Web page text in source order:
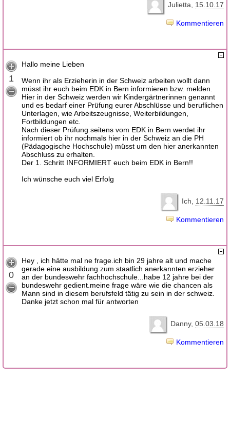
Julietta 15.10.17
Kommentieren
1
Hallo meine Lieben
Wenn ihr als Erzieherin in der Schweiz arbeiten wollt dann
müsst ihr euch beim EDK in Bern informieren bzw. melden.
Hier in der Schweiz werden wir Kindergärtnerinnen genannt
und es bedarf einer Prüfung eurer Abschlüsse und beruflichen
Unterlagen, wie Arbeitszeugnisse, Weiterbildungen,
Fortbildungen etc.
Nach dieser Prüfung seitens vom EDK in Bern werdet ihr
informiert ob ihr nochmals hier in der Schweiz an die PH
(Pädagogische Hochschule) müsst um den hier anerkannten
Abschluss zu erhalten.
Der 1. Schritt INFORMIERT euch beim EDK in Bern!!
Ich wünsche euch viel Erfolg
Ich 12.11.17
Kommentieren
0
Hey , ich hätte mal ne frage.ich bin 29 jahre alt und mache
gerade eine ausbildung zum staatlich anerkannten erzieher
an der bundeswehr fachhochschule...habe 12 jahre bei der
bundeswehr gedient.meine frage wäre wie die chancen als
Mann sind in diesem berufsfeld tätig zu sein in der schweiz.
Danke jetzt schon mal für antworten
Danny 05.03.18
Kommentieren